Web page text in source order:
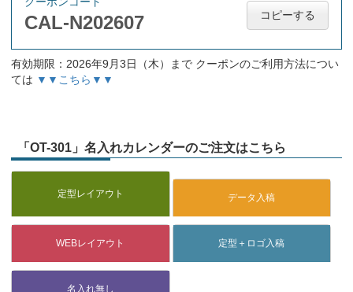
CAL-N202607 コピーする
有効期限：2026年9月3日（木）まで クーポンのご利用方法につい
ては ▼▼こちら▼▼
「OT-301」名入れカレンダーのご注文はこちら